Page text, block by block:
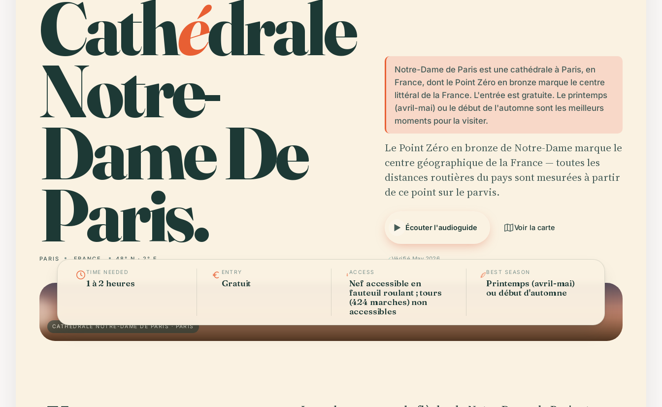
Cathédrale
Notre-
Dame De
Paris.
PARIS FRANCE 48° N · 2° E
Notre-Dame de Paris est une cathédrale à Paris, en
France, dont le Point Zéro en bronze marque le centre
littéral de la France. L'entrée est gratuite. Le printemps
(avril-mai) ou le début de l'automne sont les meilleurs
moments pour la visiter.
Le Point Zéro en bronze de Notre-Dame marque le
centre géographique de la France — toutes les
distances routières du pays sont mesurées à partir
de ce point sur le parvis.
Écouter l'audioguide Voir la carte
Vérifié May 2026
CATHÉDRALE NOTRE-DAME DE PARIS · PARIS
TIME NEEDED
1 à 2 heures
ENTRY
Gratuit
ACCESS
Nef accessible en
fauteuil roulant ; tours
(424 marches) non
accessibles
BEST SEASON
Printemps (avril-mai)
ou début d'automne